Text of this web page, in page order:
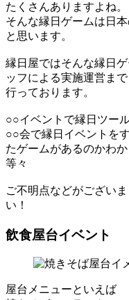
たくさんありますよね。
そんな縁日ゲームは日
と思います。
縁日屋ではそんな縁日
ッフによる実施運営まで
行っております。
○○イベントで縁日ツー
○○会で縁日イベントを
たゲームがあるのかわか
等々
ご不明点などがござい
い！
飲食屋台イベント
屋台メニューといえば